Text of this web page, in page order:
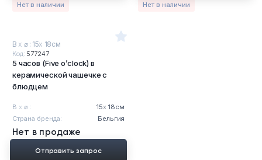
Нет в наличии Нет в наличии
В х ⌀ : 15х 18см
Код: 577247
5 часов (Five o’clock) в
керамической чашечке с
блюдцем
В х ⌀ : 15х18см
Страна бренда:
Бельгия
Нет в продаже
Отправить запрос